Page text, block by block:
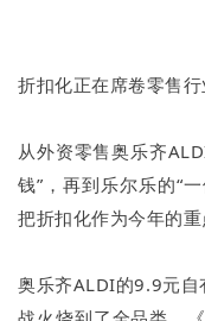
折扣化正在席卷零售行
从外资零售奥乐齐
钱”，再到乐尔乐的“
把折扣化作为今年的重
奥乐齐ALDI的9.9元自